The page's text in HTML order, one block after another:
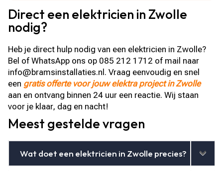
Direct een elektricien in Zwolle
nodig?
Heb je direct hulp nodig van een elektricien in Zwolle?
Bel of WhatsApp ons op 085 212 1712 of mail naar
info@bramsinstallaties.nl. Vraag eenvoudig en snel
een gratis offerte voor jouw elektra project in Zwolle
aan en ontvang binnen 24 uur een reactie. Wij staan
voor je klaar, dag en nacht!
Meest gestelde vragen
Wat doet een elektricien in Zwolle precies?